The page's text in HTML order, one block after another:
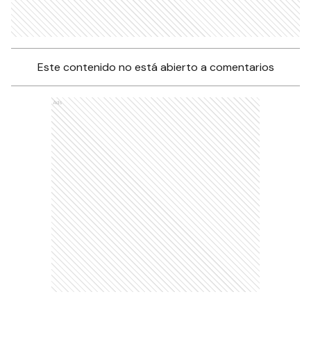
Este contenido no está abierto a comentarios
Ads